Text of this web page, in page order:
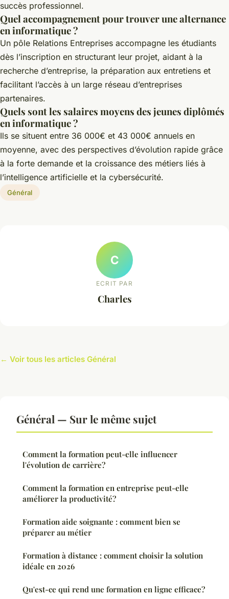
succès professionnel.
Quel accompagnement pour trouver une alternance
en informatique ?
Un pôle Relations Entreprises accompagne les étudiants
dès l’inscription en structurant leur projet, aidant à la
recherche d’entreprise, la préparation aux entretiens et
facilitant l’accès à un large réseau d’entreprises
partenaires.
Quels sont les salaires moyens des jeunes diplômés
en informatique ?
Ils se situent entre 36 000€ et 43 000€ annuels en
moyenne, avec des perspectives d’évolution rapide grâce
à la forte demande et la croissance des métiers liés à
l’intelligence artificielle et la cybersécurité.
Général
C
ECRIT PAR
Charles
← Voir tous les articles Général
Général — Sur le même sujet
Comment la formation peut-elle influencer
l'évolution de carrière?
Comment la formation en entreprise peut-elle
améliorer la productivité?
Formation aide soignante : comment bien se
préparer au métier
Formation à distance : comment choisir la solution
idéale en 2026
Qu'est-ce qui rend une formation en ligne efficace?